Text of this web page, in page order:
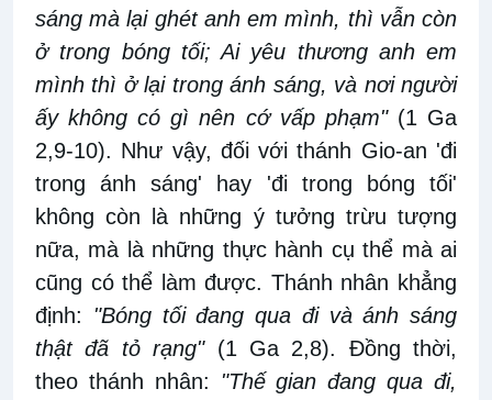
sáng mà lại ghét anh em mình, thì vẫn còn
ở trong bóng tối; Ai yêu thương anh em
mình thì ở lại trong ánh sáng, và nơi người
ấy không có gì nên cớ vấp phạm"(1 Ga
2,9-10). Như vậy, đối với thánh Gio-an 'đi
trong ánh sáng' hay 'đi trong bóng tối'
không còn là những ý tưởng trừu tượng
nữa, mà là những thực hành cụ thể mà ai
cũng có thể làm được. Thánh nhân khẳng
định: "Bóng tối đang qua đi và ánh sáng
thật đã tỏ rạng"(1 Ga 2,8). Đồng thời,
theo thánh nhân: "Thế gian đang qua đi,